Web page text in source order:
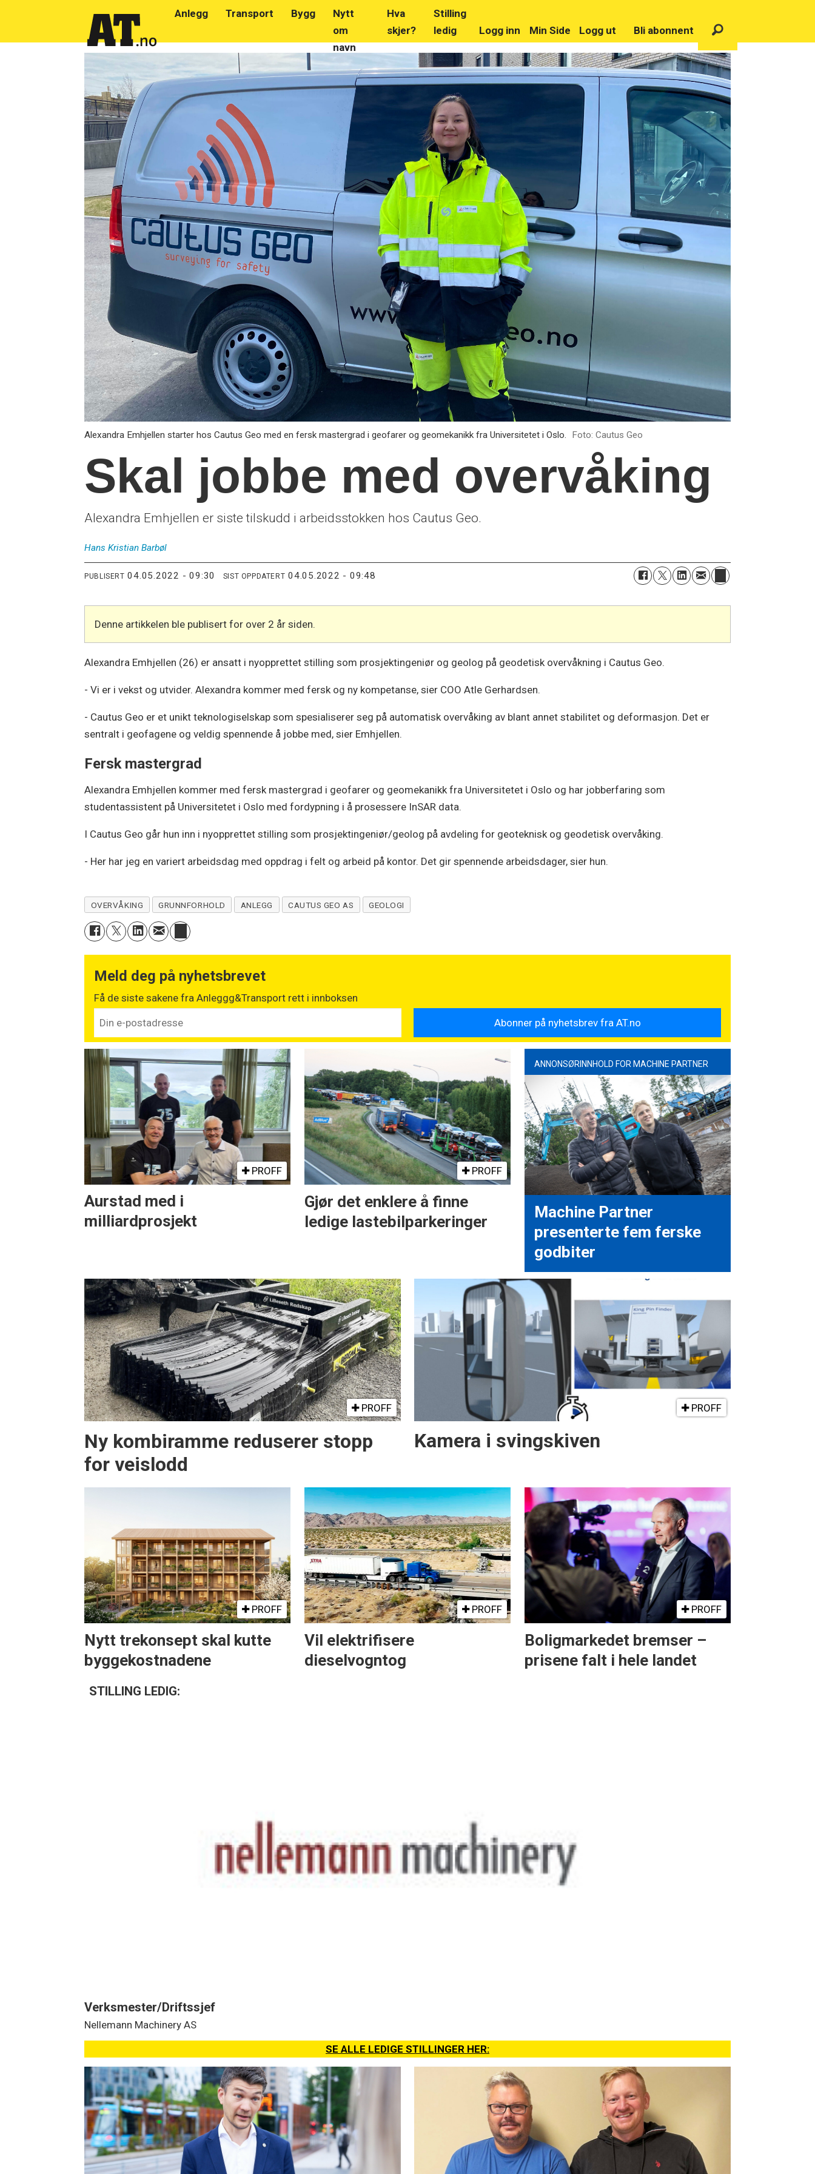
Anlegg Transport Bygg
Nytt
om
navn
Hva
skjer?
Stilling
ledig
Logg inn Min Side Logg ut Bli abonnent
Alexandra Emhjellen starter hos Cautus Geo med en fersk mastergrad i geofarer og geomekanikk fra Universitetet i Oslo. Foto: Cautus Geo
Skal jobbe med overvåking
Alexandra Emhjellen er siste tilskudd i arbeidsstokken hos Cautus Geo.
Hans Kristian Barbøl
PUBLISERT 04.05.2022 - 09:30 SIST OPPDATERT 04.05.2022 - 09:48
Denne artikkelen ble publisert for over 2 år siden.
Alexandra Emhjellen (26) er ansatt i nyopprettet stilling som prosjektingeniør og geolog på geodetisk overvåkning i Cautus Geo.
- Vi er i vekst og utvider. Alexandra kommer med fersk og ny kompetanse, sier COO Atle Gerhardsen.
- Cautus Geo er et unikt teknologiselskap som spesialiserer seg på automatisk overvåking av blant annet stabilitet og deformasjon. Det er
sentralt i geofagene og veldig spennende å jobbe med, sier Emhjellen.
Fersk mastergrad
Alexandra Emhjellen kommer med fersk mastergrad i geofarer og geomekanikk fra Universitetet i Oslo og har jobberfaring som
studentassistent på Universitetet i Oslo med fordypning i å prosessere InSAR data.
I Cautus Geo går hun inn i nyopprettet stilling som prosjektingeniør/geolog på avdeling for geoteknisk og geodetisk overvåking.
- Her har jeg en variert arbeidsdag med oppdrag i felt og arbeid på kontor. Det gir spennende arbeidsdager, sier hun.
OVERVÅKING GRUNNFORHOLD ANLEGG CAUTUS GEO AS GEOLOGI
Meld deg på nyhetsbrevet
Få de siste sakene fra Anleggg&Transport rett i innboksen
PROFF
Aurstad med i
milliardprosjekt
PROFF
Gjør det enklere å finne
ledige lastebilparkeringer
ANNONSØRINNHOLD FOR MACHINE PARTNER
Machine Partner
presenterte fem ferske
godbiter
PROFF
Ny kombiramme reduserer stopp
for veislodd
PROFF
Kamera i svingskiven
PROFF
Nytt trekonsept skal kutte
byggekostnadene
PROFF
Vil elektrifisere
dieselvogntog
PROFF
Boligmarkedet bremser –
prisene falt i hele landet
STILLING LEDIG:
Verksmester/Driftssjef
Nellemann Machinery AS
SE ALLE LEDIGE STILLINGER HER: